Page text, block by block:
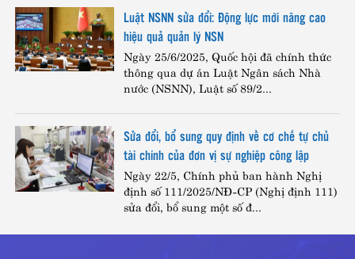
Luật NSNN sửa đổi: Động lực mới nâng cao
hiệu quả quản lý NSN
Ngày 25/6/2025, Quốc hội đã chính thức
thông qua dự án Luật Ngân sách Nhà
nước (NSNN), Luật số 89/2...
Sửa đổi, bổ sung quy định về cơ chế tự chủ
tài chính của đơn vị sự nghiệp công lập
Ngày 22/5, Chính phủ ban hành Nghị
định số 111/2025/NĐ-CP (Nghị định 111)
sửa đổi, bổ sung một số đ...